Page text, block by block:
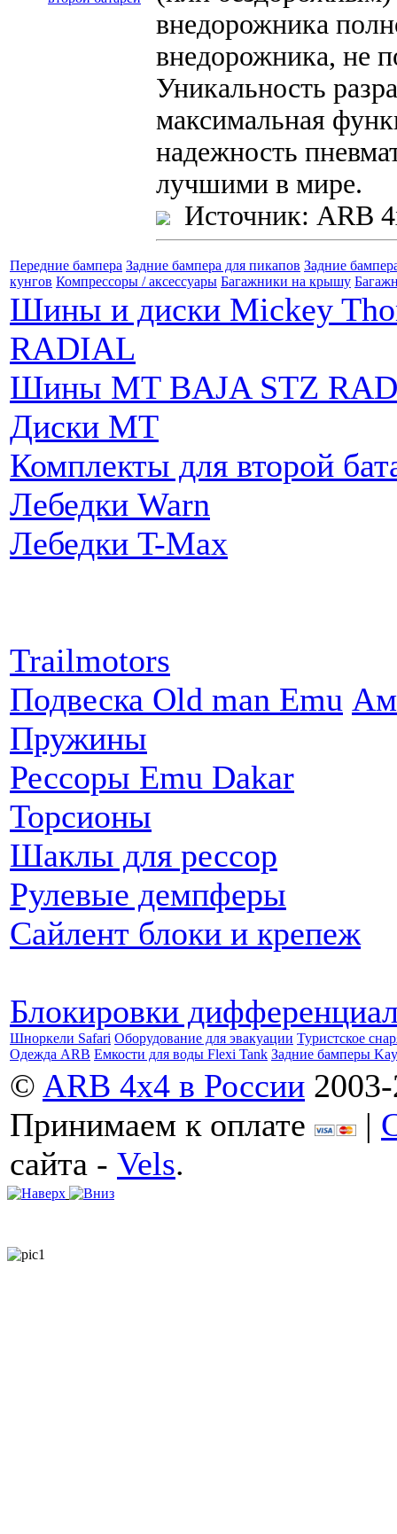
внедорожника
внедорожника, не
Уникальность
максимальная
надежность
лучшими в мире.
Источник: ARB
Передние бампера Задние бампера для пикапов Задние
кунгов Компрессоры / аксессуары Багажники на крышу
Шины и диски Mickey
RADIAL
Шины MT BAJA STZ
Диски MT
Комплекты для второй
Лебедки Warn
Лебедки T-Max
Trailmotors
Подвеска Old man Emu
Пружины
Рессоры Emu Dakar
Торсионы
Шаклы для рессор
Рулевые демпферы
Сайлент блоки и крепеж
Блокировки
Шноркели Safari Оборудование для эвакуации Туристское
Одежда ARB Емкости для воды Flexi Tank Задние бамперы
© ARB 4x4 в России
Принимаем к оплате
|
сайта - Vels.